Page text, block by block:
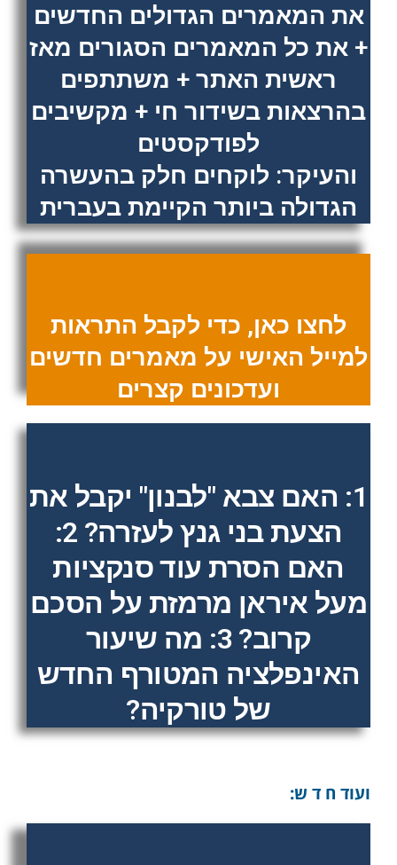
את המאמרים הגדולים החדשים
+ את כל המאמרים הסגורים מאז
ראשית האתר + משתתפים
בהרצאות בשידור חי + מקשיבים
לפודקסטים
והעיקר: לוקחים חלק בהעשרה
הגדולה ביותר הקיימת בעברית
לחצו כאן, כדי לקבל התראות
למייל האישי על מאמרים חדשים
ועדכונים קצרים
1: האם צבא "לבנון" יקבל את
הצעת בני גנץ לעזרה? 2:
האם הסרת עוד סנקציות
מעל איראן מרמזת על הסכם
קרוב? 3: מה שיעור
האינפלציה המטורף החדש
של טורקיה?
ועוד ח ד ש: